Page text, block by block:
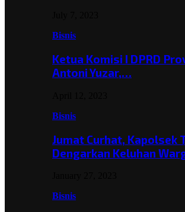
Bisnis
Ketua Komisi I DPRD
Antoni Yuzar,…
Bisnis
Jumat Curhat, Kapolsek
Dengarkan Keluhan
Bisnis